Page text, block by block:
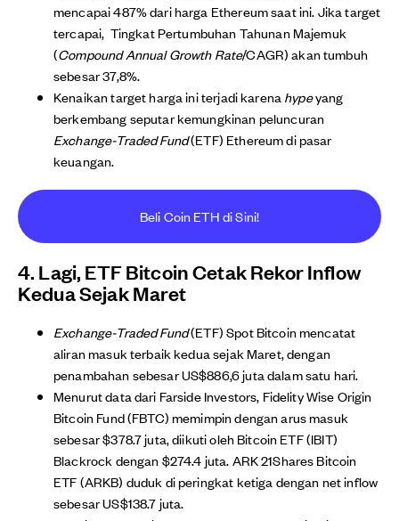
mencapai 487% dari harga Ethereum saat ini. Jika target
tercapai, Tingkat Pertumbuhan Tahunan Majemuk
(Compound Annual Growth Rate/CAGR) akan tumbuh
sebesar 37,8%.
Kenaikan target harga ini terjadi karena hypeyang
berkembang seputar kemungkinan peluncuran
Exchange-Traded Fund(ETF) Ethereum di pasar
keuangan.
Beli Coin ETH di Sini!
4. Lagi, ETF Bitcoin Cetak Rekor Inflow
Kedua Sejak Maret
Exchange-Traded Fund(ETF) Spot Bitcoin mencatat
aliran masuk terbaik kedua sejak Maret, dengan
penambahan sebesar US$886,6 juta dalam satu hari.
Menurut data dari Farside Investors, Fidelity Wise Origin
Bitcoin Fund (FBTC) memimpin dengan arus masuk
sebesar $378.7 juta, diikuti oleh Bitcoin ETF (IBIT)
Blackrock dengan $274.4 juta. ARK 21Shares Bitcoin
ETF (ARKB) duduk di peringkat ketiga dengan net inflow
sebesar US$138.7 juta.